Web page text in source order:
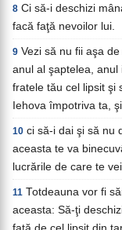
8 Ci să-i deschizi
facă faţă nevoilor lui.
9 Vezi să nu fii aşa
anul al şaptelea, anul
fratele tău cel lipsit şi
Iehova împotriva ta,
10 ci să-i dai şi să nu
aceasta te va
lucrările de care te
11 Totdeauna vor fi
aceasta: Să-ţi